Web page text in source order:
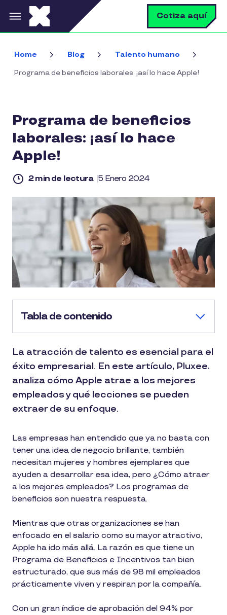
Pasar al contenido principal Cotiza aquí
Home Blog Talento humano
Programa de beneficios laborales: ¡así lo hace Apple!
Programa de beneficios
laborales: ¡así lo hace
Apple!
2 min de lectura 5 Enero 2024
Tabla de contenido
La atracción de talento es esencial para el
éxito empresarial. En este artículo, Pluxee,
analiza cómo Apple atrae a los mejores
empleados y qué lecciones se pueden
extraer de su enfoque.
Las empresas han entendido que ya no basta con
tener una idea de negocio brillante, también
necesitan mujeres y hombres ejemplares que
ayuden a desarrollar esa idea, pero ¿Cómo atraer
a los mejores empleados? Los programas de
beneficios son nuestra respuesta.
Mientras que otras organizaciones se han
enfocado en el salario como su mayor atractivo,
Apple ha ido más allá. La razón es que tiene un
Programa de Beneficios e Incentivos tan bien
estructurado, que sus más de 98 mil empleados
prácticamente viven y respiran por la compañía.
Con un gran índice de aprobación del 94% por